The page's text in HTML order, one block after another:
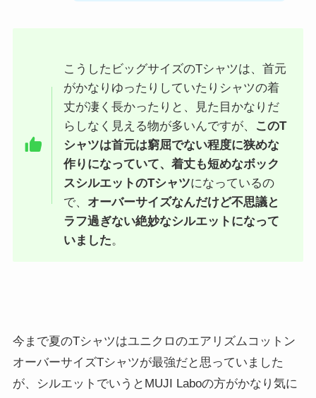
こうしたビッグサイズのTシャツは、首元
がかなりゆったりしていたりシャツの着
丈が凄く長かったりと、見た目かなりだ
らしなく見える物が多いんですが、 このT
シャツは首元は窮屈でない程度に狭めな
作りになっていて、着丈も短めなボック
スシルエットのTシャツになっているの
で、 オーバーサイズなんだけど不思議と
ラフ過ぎない絶妙なシルエットになって
いました。
今まで夏のTシャツはユニクロのエアリズムコットン
オーバーサイズTシャツが最強だと思っていました
が、シルエットでいうとMUJI Laboの方がかなり気に